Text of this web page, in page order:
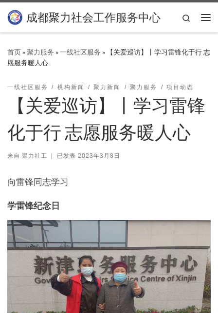
Skip to content
成都聚力社会工作服务中心
Search
首页»聚力服务 »一线社区服务 »
【关爱巡访】丨学习雷锋化于行 志
愿服务暖人心
一线社区服务 机构新闻 聚力新闻 聚力服务 项目动态
【关爱巡访】丨学习雷锋
化于行 志愿服务暖人心
来自 聚力社工 | 已发表 2023年3月8日
向雷锋同志学习
学雷锋纪念日